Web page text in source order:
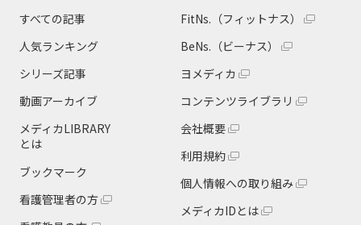
すべての記事
人気ランキング
シリーズ記事
動画アーカイブ
メディカLIBRARY
とは
ブックマーク
看護管理者の方
FitNs.（フィットナス）
BeNs.（ビーナス）
ヨメディカ
コンテンツライブラリ
会社概要
利用規約
個人情報への取り組み
メディカIDとは